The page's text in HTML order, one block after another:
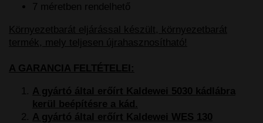
7 méretben rendelhető
Környezetbarát eljárással készült, környezetbarát
termék, mely teljesen újrahasznosítható!
A GARANCIA FELTÉTELEI:
A gyártó által erőírt Kaldewei 5030 kádlábra
kerül beépítésre a kád.
A gyártó által erőírt Kaldewei WES 130